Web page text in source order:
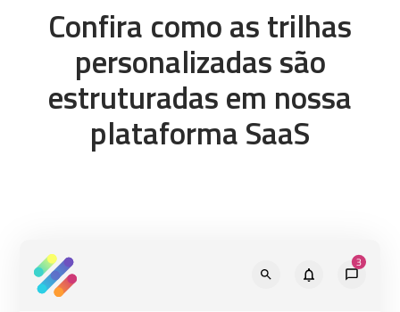
Confira como as trilhas
personalizadas são
estruturadas em nossa
plataforma SaaS